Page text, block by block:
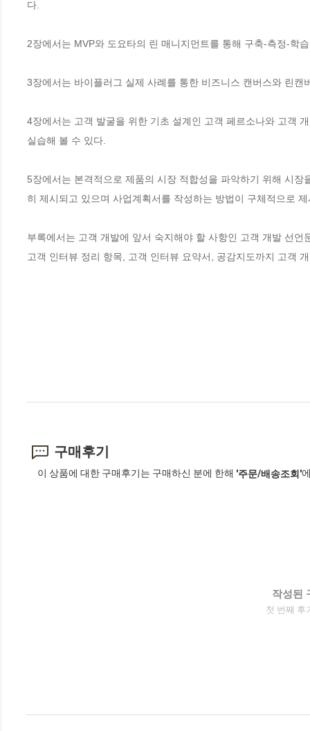
다.
2장에서는 MVP와 도요타의 린 매니지먼트를 통해 구축-측정-학
3장에서는 바이플러그 실제 사례를 통한 비즈니스 캔버스와 린
4장에서는 고객 발굴을 위한 기초 설계인 고객 페르소나와 고객
실습해 볼 수 있다.
5장에서는 본격적으로 제품의 시장 적합성을 파악하기 위해 시
히 제시되고 있으며 사업계획서를 작성하는 방법이 구체적으로
부록에서는 고객 개발에 앞서 숙지해야 할 사항인 고객 개발 선
고객 인터뷰 정리 항목, 고객 인터뷰 요약서, 공감지도까지 고객
구매후기
이 상품에 대한 구매후기는 구매하신 분에 한해 '주문/배송조회'
작성된
첫 번째 후